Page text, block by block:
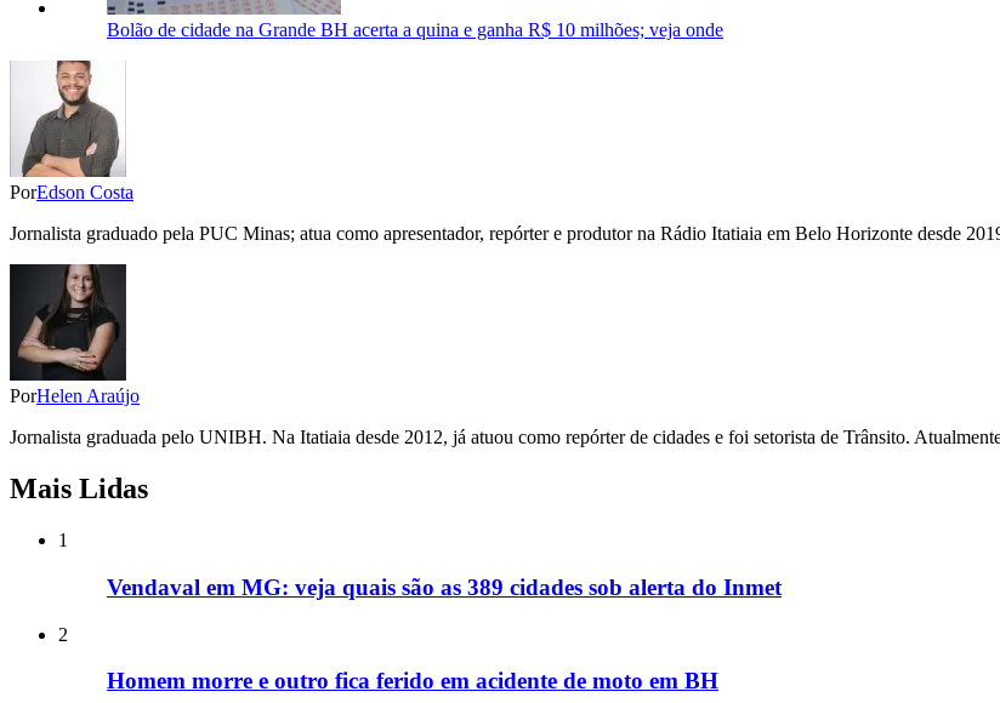
Bolão de cidade na Grande BH acerta a quina e ganha R$ 10 milhões; veja onde
PorEdson Costa
Jornalista graduado pela PUC Minas; atua como apresentador, repórter e produtor na Rádio Itatiaia em Belo Horizonte desde
PorHelen Araújo
Jornalista graduada pelo UNIBH. Na Itatiaia desde 2012, já atuou como repórter de cidades e foi setorista de Trânsito.
Mais Lidas
1
Vendaval em MG: veja quais são as 389 cidades sob alerta do Inmet
2
Homem morre e outro fica ferido em acidente de moto em BH